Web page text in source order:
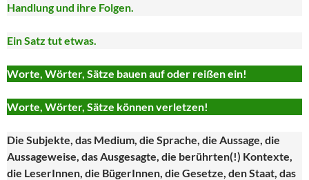
Handlung und ihre Folgen.
Ein Satz tut etwas.
Worte, Wörter, Sätze bauen auf oder reißen ein!
Worte, Wörter, Sätze können verletzen!
Die Subjekte, das Medium, die Sprache, die Aussage, die
Aussageweise, das Ausgesagte, die berührten(!) Kontexte,
die LeserInnen, die BügerInnen, die Gesetze, den Staat, das